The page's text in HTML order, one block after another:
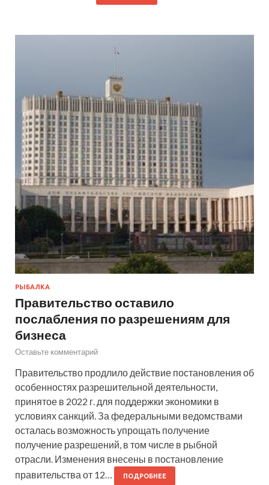
РЫБАЛКА
Правительство оставило
послабления по разрешениям для
бизнеса
Оставьте комментарий
Правительство продлило действие постановления об
особенностях разрешительной деятельности,
принятое в 2022 г. для поддержки экономики в
условиях санкций. За федеральными ведомствами
осталась возможность упрощать получение
получение разрешений, в том числе в рыбной
отрасли. Изменения внесены в постановление
правительства от 12…
ПОДРОБНЕЕ